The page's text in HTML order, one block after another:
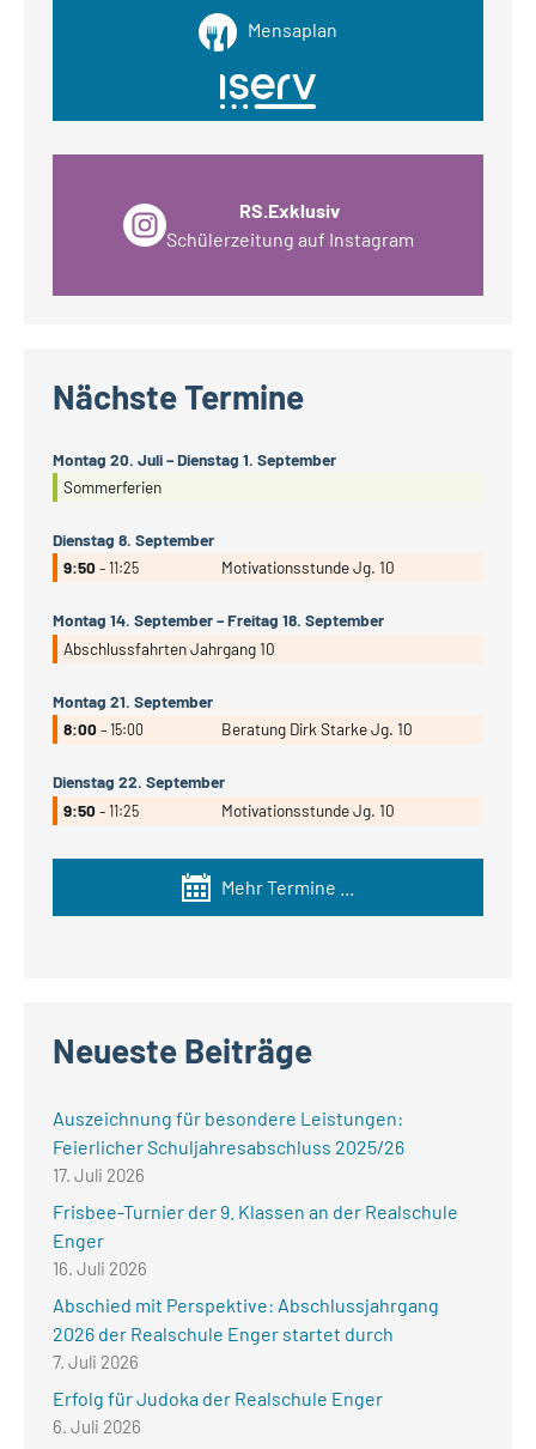
Mensaplan
RS.Exklusiv
Schülerzeitung auf Instagram
Nächste Termine
Montag 20. Juli–Dienstag 1. September
Sommerferien
Dienstag 8. September
9:50 – 11:25 Motivationsstunde Jg. 10
Montag 14. September–Freitag 18. September
Abschlussfahrten Jahrgang 10
Montag 21. September
8:00 – 15:00 Beratung Dirk Starke Jg. 10
Dienstag 22. September
9:50 – 11:25 Motivationsstunde Jg. 10
Mehr Termine ...
Neueste Beiträge
Auszeichnung für besondere Leistungen:
Feierlicher Schuljahresabschluss 2025/26
17. Juli 2026
Frisbee-Turnier der 9. Klassen an der Realschule
Enger
16. Juli 2026
Abschied mit Perspektive: Abschlussjahrgang
2026 der Realschule Enger startet durch
7. Juli 2026
Erfolg für Judoka der Realschule Enger
6. Juli 2026